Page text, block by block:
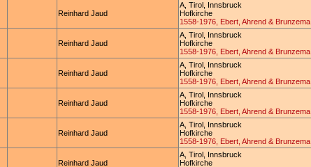
Reinhard Jaud
A, Tirol, Innsbruck
Hofkirche
1558-1976, Ebert, Ahrend & Brunzema
Reinhard Jaud
A, Tirol, Innsbruck
Hofkirche
1558-1976, Ebert, Ahrend & Brunzema
Reinhard Jaud
A, Tirol, Innsbruck
Hofkirche
1558-1976, Ebert, Ahrend & Brunzema
Reinhard Jaud
A, Tirol, Innsbruck
Hofkirche
1558-1976, Ebert, Ahrend & Brunzema
Reinhard Jaud
A, Tirol, Innsbruck
Hofkirche
1558-1976, Ebert, Ahrend & Brunzema
Reinhard Jaud
A, Tirol, Innsbruck
Hofkirche